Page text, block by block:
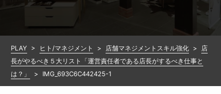
PLAY > ヒト/マネジメント > 店舗マネジメントスキル強化 > 店
長がやるべき５大リスト「運営責任者である店長がするべき仕事と
は？」
> IMG_693C6C442425-1